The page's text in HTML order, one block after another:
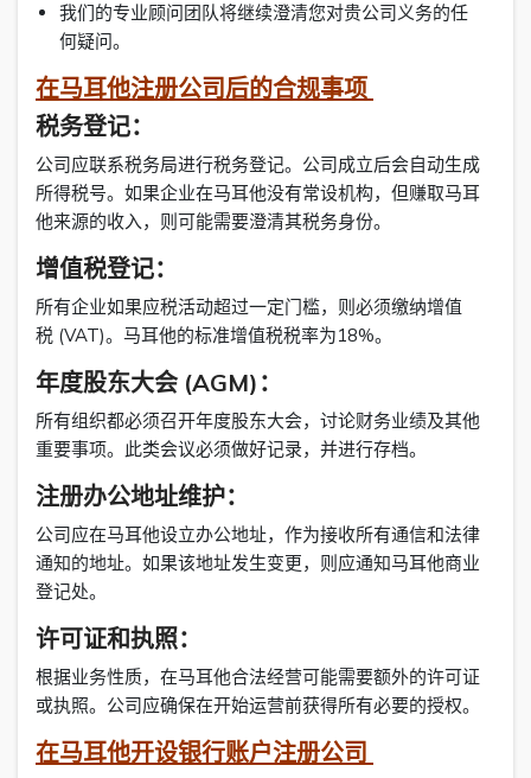
我们的专业顾问团队将继续澄清您对贵公司义务的任
何疑问。
在马耳他注册公司后的合规事项
税务登记：
公司应联系税务局进行税务登记。公司成立后会自动生成
所得税号。如果企业在马耳他没有常设机构，但赚取马耳
他来源的收入，则可能需要澄清其税务身份。
增值税登记：
所有企业如果应税活动超过一定门槛，则必须缴纳增值
税 (VAT)。马耳他的标准增值税税率为18%。
年度股东大会 (AGM)：
所有组织都必须召开年度股东大会，讨论财务业绩及其他
重要事项。此类会议必须做好记录，并进行存档。
注册办公地址维护：
公司应在马耳他设立办公地址，作为接收所有通信和法律
通知的地址。如果该地址发生变更，则应通知马耳他商业
登记处。
许可证和执照：
根据业务性质，在马耳他合法经营可能需要额外的许可证
或执照。公司应确保在开始运营前获得所有必要的授权。
在马耳他开设银行账户注册公司